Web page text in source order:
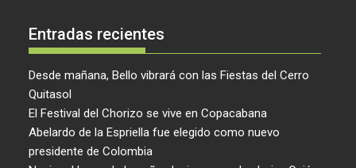
Entradas recientes
Desde mañana, Bello vibrará con las Fiestas del Cerro
Quitasol
El Festival del Chorizo se vive en Copacabana
Abelardo de la Espriella fue elegido como nuevo
presidente de Colombia